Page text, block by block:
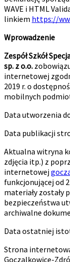
WAVE i HTML
linkiem https://
Wprowadzenie
Zespół Szkół
sp. z o.o.
internetowej
2019 r. o
mobilnych
Data utworzenia
Data publikacji
Aktualna witryna
zdjęcia itp.) z
internetowej
funkcjonującej od
materiały zostały
bezpieczeństwa
archiwalne
Data ostatniej
Strona
Goczalkowice-